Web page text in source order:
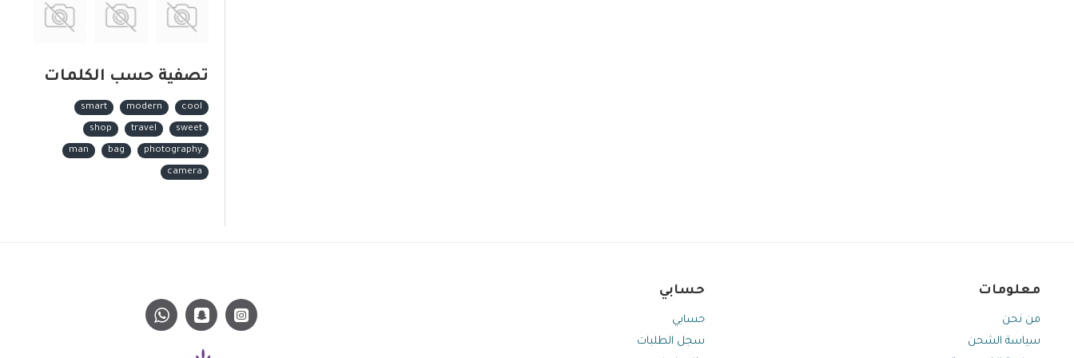
تصفية حسب الكلمات
cool
modern
smart
sweet
travel
shop
photography
bag
man
camera
معلومات
من نحن
سياسة الشحن
حسابي
حسابي
سجل الطلبات